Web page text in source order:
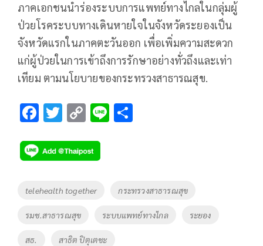
ภาคเอกชนนำร่องระบบการแพทย์ทางไกลในกลุ่มผู้
ป่วยโรคระบบทางเดินหายใจในจังหวัดระยองเป็น
จังหวัดแรกในภาคตะวันออก เพื่อเพิ่มความสะดวก
แก่ผู้ป่วยในการเข้าถึงการรักษาอย่างทั่วถึงและเท่า
เทียม ตามนโยบายของกระทรวงสาธารณสุข.
F
e
b
o
o
k
T
tt
er
C
p
y
Li
Li
Tags
telehealth together กระทรวงสาธารณสุข
รมช.สาธารณสุข ระบบแพทย์ทางไกล ระยอง
สธ. สาธิต ปิตุเตชะ